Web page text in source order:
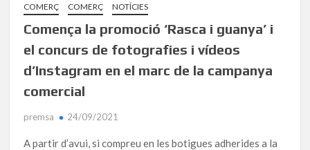
COMERÇ COMERÇ NOTÍCIES
Comença la promoció ‘Rasca i guanya’ i
el concurs de fotografies i vídeos
d’Instagram en el marc de la campanya
comercial
premsa 24/09/2021
A partir d’avui, si compreu en les botigues adherides a la